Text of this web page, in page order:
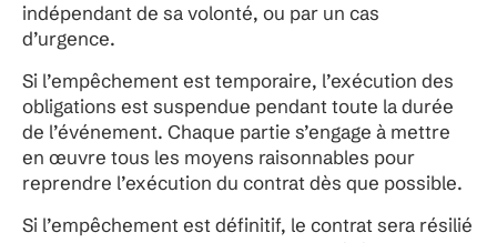
indépendant de sa volonté, ou par un cas
d’urgence.
Si l’empêchement est temporaire, l’exécution des
obligations est suspendue pendant toute la durée
de l’événement. Chaque partie s’engage à mettre
en œuvre tous les moyens raisonnables pour
reprendre l’exécution du contrat dès que possible.
Si l’empêchement est définitif, le contrat sera résilié